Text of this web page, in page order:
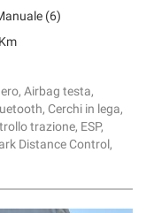
(6)
Airbag testa,
Cerchi in lega,
trazione, ESP,
Distance Control,